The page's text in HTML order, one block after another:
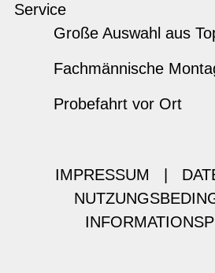
Service
Große Auswahl aus
Fachmännische
Probefahrt vor Ort
IMPRESSUM